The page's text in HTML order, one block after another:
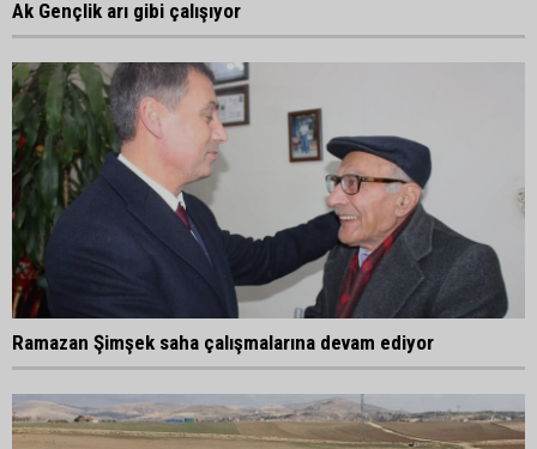
Ak Gençlik arı gibi çalışıyor
Ramazan Şimşek saha çalışmalarına devam ediyor